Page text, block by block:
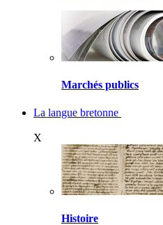
Marchés publics
La langue bretonne
X
Histoire